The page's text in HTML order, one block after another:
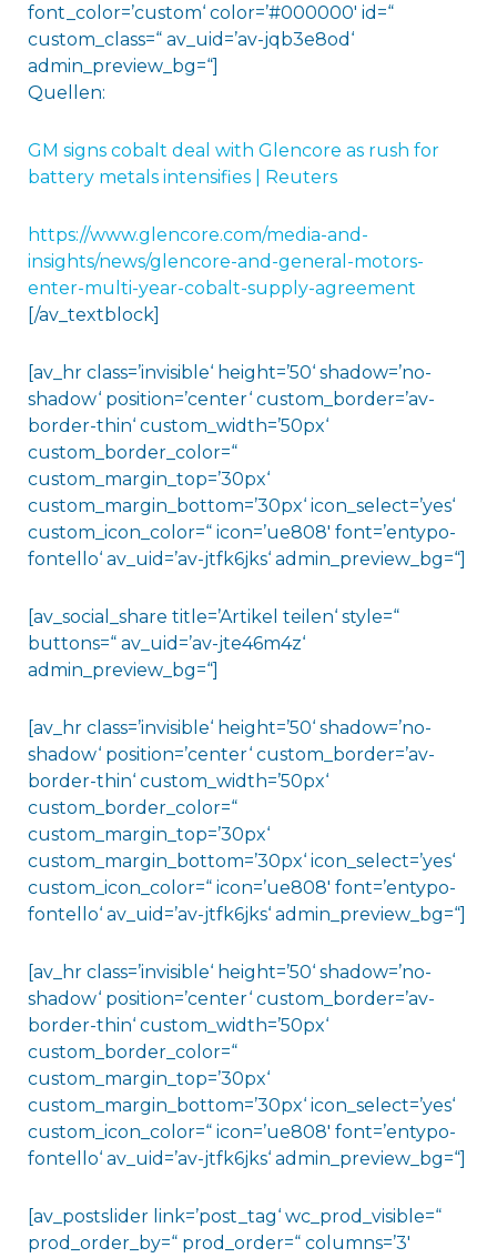
font_color=’custom‘ color=’#000000′ id=“
custom_class=“ av_uid=’av-jqb3e8od‘
admin_preview_bg=“]
Quellen:
GM signs cobalt deal with Glencore as rush for
battery metals intensifies | Reuters
https://www.glencore.com/media-and-
insights/news/glencore-and-general-motors-
enter-multi-year-cobalt-supply-agreement
[/av_textblock]
[av_hr class=’invisible‘ height=’50‘ shadow=’no-
shadow‘ position=’center‘ custom_border=’av-
border-thin‘ custom_width=’50px‘
custom_border_color=“
custom_margin_top=’30px‘
custom_margin_bottom=’30px‘ icon_select=’yes‘
custom_icon_color=“ icon=’ue808′ font=’entypo-
fontello‘ av_uid=’av-jtfk6jks‘ admin_preview_bg=“]
[av_social_share title=’Artikel teilen‘ style=“
buttons=“ av_uid=’av-jte46m4z‘
admin_preview_bg=“]
[av_hr class=’invisible‘ height=’50‘ shadow=’no-
shadow‘ position=’center‘ custom_border=’av-
border-thin‘ custom_width=’50px‘
custom_border_color=“
custom_margin_top=’30px‘
custom_margin_bottom=’30px‘ icon_select=’yes‘
custom_icon_color=“ icon=’ue808′ font=’entypo-
fontello‘ av_uid=’av-jtfk6jks‘ admin_preview_bg=“]
[av_hr class=’invisible‘ height=’50‘ shadow=’no-
shadow‘ position=’center‘ custom_border=’av-
border-thin‘ custom_width=’50px‘
custom_border_color=“
custom_margin_top=’30px‘
custom_margin_bottom=’30px‘ icon_select=’yes‘
custom_icon_color=“ icon=’ue808′ font=’entypo-
fontello‘ av_uid=’av-jtfk6jks‘ admin_preview_bg=“]
[av_postslider link=’post_tag‘ wc_prod_visible=“
prod_order_by=“ prod_order=“ columns=’3′